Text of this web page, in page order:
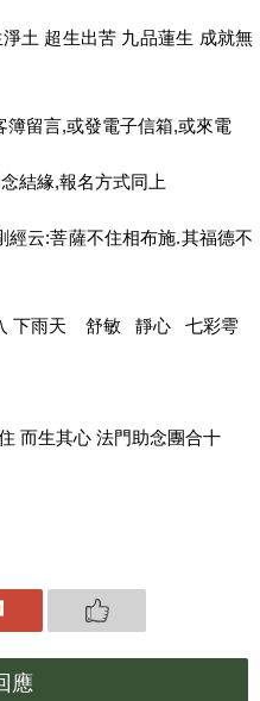
土 超生出苦 九品蓮生 成就無
簿留言,或發電子信箱,或來電
結緣,報名方式同上
云:菩薩不住相布施.其福德不
雨天 舒敏 靜心 七彩雩
門助念團合十
應